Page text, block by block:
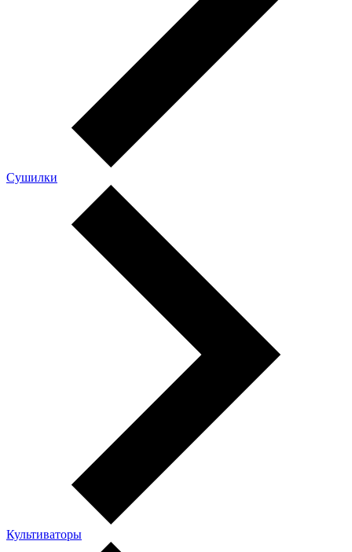
Сушилки
Культиваторы